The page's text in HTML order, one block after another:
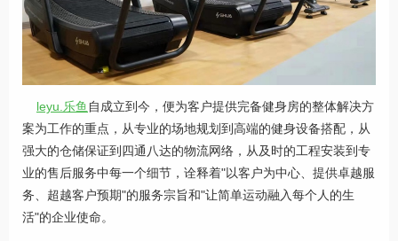
leyu.乐鱼 自成立到今，便为客户提供完备健身房的整体解决方
案为工作的重点，从专业的场地规划到高端的健身设备搭配，从
强大的仓储保证到四通八达的物流网络，从及时的工程安装到专
业的售后服务中每一个细节，诠释着"以客户为中心、提供卓越服
务、超越客户预期"的服务宗旨和"让简单运动融入每个人的生
活"的企业使命。